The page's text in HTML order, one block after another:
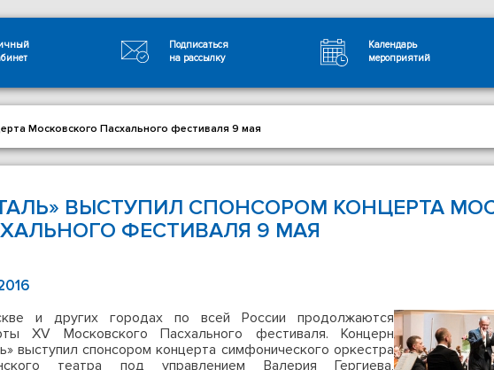
Подписаться
на рассылку
Календарь
мероприятий
Московского Пасхального фестиваля 9 мая
ВЫСТУПИЛ СПОНСОРОМ КОНЦЕРТА
ФЕСТИВАЛЯ 9 МАЯ
и других городах по всей России продолжаются
XV Московского Пасхального фестиваля. Концерн
выступил спонсором концерта симфонического оркестра
театра под управлением Валерия Гергиева,